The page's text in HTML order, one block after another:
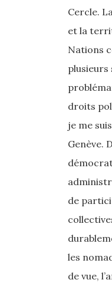
Cercle.
et la
Nations
plusieurs
droits
je me
Genève.
de
les
de vue,